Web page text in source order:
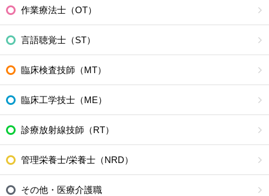
作業療法士（OT）
言語聴覚士（ST）
臨床検査技師（MT）
臨床工学技士（ME）
診療放射線技師（RT）
管理栄養士/栄養士（NRD）
その他・医療介護職